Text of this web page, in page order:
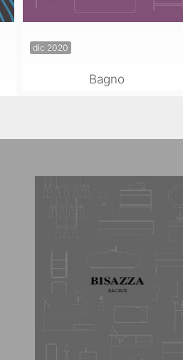
dic 2020
Bagno